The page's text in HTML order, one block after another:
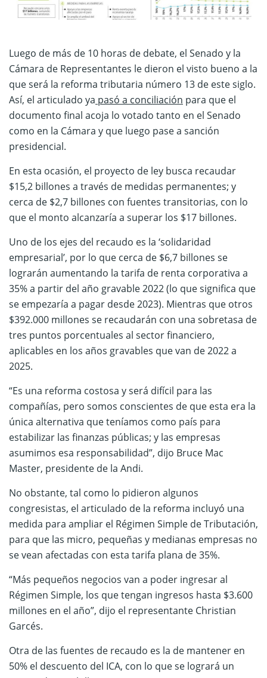
Luego de más de 10 horas de debate, el Senado y la
Cámara de Representantes le dieron el visto bueno a la
que será la reforma tributaria número 13 de este siglo.
Así, el articulado ya pasó a conciliación para que el
documento final acoja lo votado tanto en el Senado
como en la Cámara y que luego pase a sanción
presidencial.
En esta ocasión, el proyecto de ley busca recaudar
$15,2 billones a través de medidas permanentes; y
cerca de $2,7 billones con fuentes transitorias, con lo
que el monto alcanzaría a superar los $17 billones.
Uno de los ejes del recaudo es la ‘solidaridad
empresarial’, por lo que cerca de $6,7 billones se
lograrán aumentando la tarifa de renta corporativa a
35% a partir del año gravable 2022 (lo que significa que
se empezaría a pagar desde 2023). Mientras que otros
$392.000 millones se recaudarán con una sobretasa de
tres puntos porcentuales al sector financiero,
aplicables en los años gravables que van de 2022 a
2025.
“Es una reforma costosa y será difícil para las
compañías, pero somos conscientes de que esta era la
única alternativa que teníamos como país para
estabilizar las finanzas públicas; y las empresas
asumimos esa responsabilidad”, dijo Bruce Mac
Master, presidente de la Andi.
No obstante, tal como lo pidieron algunos
congresistas, el articulado de la reforma incluyó una
medida para ampliar el Régimen Simple de Tributación,
para que las micro, pequeñas y medianas empresas no
se vean afectadas con esta tarifa plana de 35%.
“Más pequeños negocios van a poder ingresar al
Régimen Simple, los que tengan ingresos hasta $3.600
millones en el año”, dijo el representante Christian
Garcés.
Otra de las fuentes de recaudo es la de mantener en
50% el descuento del ICA, con lo que se logrará un